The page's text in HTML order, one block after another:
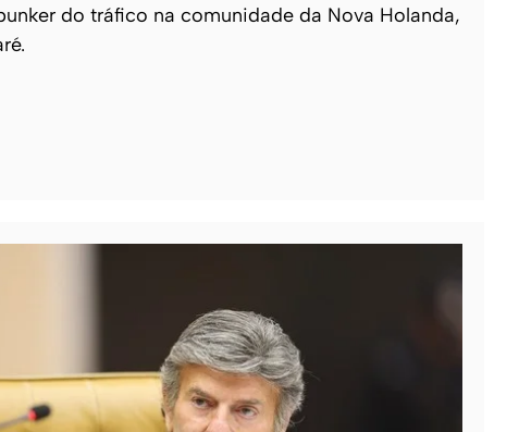
do tráfico na comunidade da Nova Holanda,